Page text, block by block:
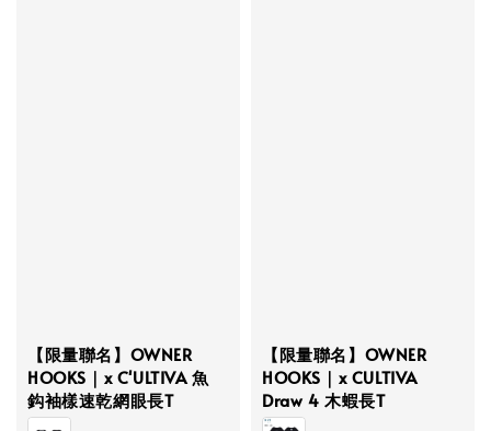
【限量聯名】OWNER
HOOKS｜x C'ULTIVA 魚
鈎袖樣速乾網眼長T
【限量聯名】OWNER
HOOKS｜x CULTIVA
Draw 4 木蝦長T